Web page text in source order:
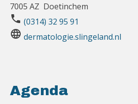
7005 AZ Doetinchem
phone (0314) 32 95 91
language dermatologie.slingeland.nl
Agenda